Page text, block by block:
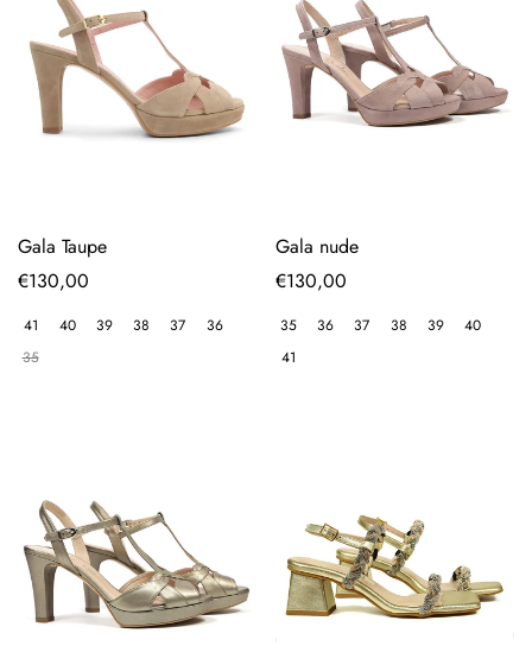
Gala Taupe
Precio
€130,00
41 40 39 38 37
36
35
Gala nude
Precio
€130,00
35 36 37 38 39
40
41